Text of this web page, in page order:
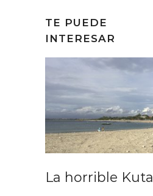
TE PUEDE
INTERESAR
La horrible Kuta